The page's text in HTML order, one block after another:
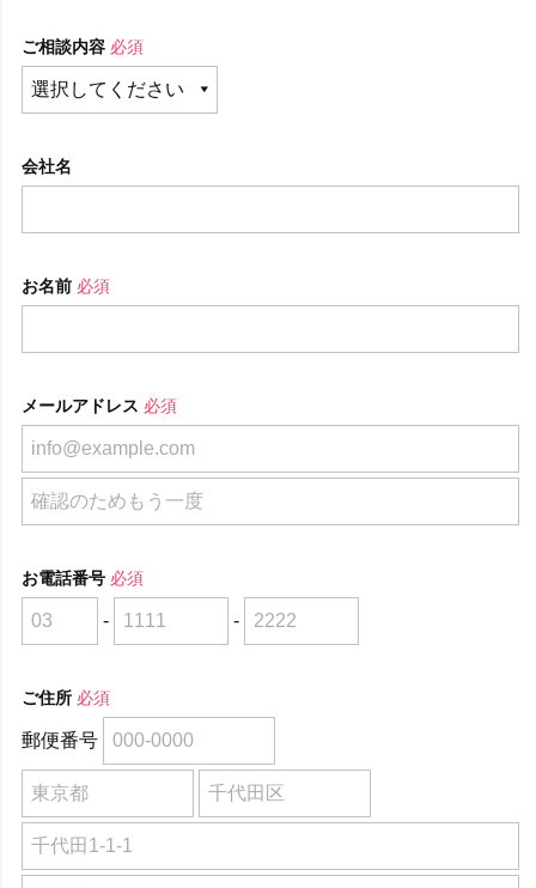
ご相談内容 必須
会社名
お名前 必須
メールアドレス 必須
お電話番号 必須
- -
ご住所 必須
郵便番号